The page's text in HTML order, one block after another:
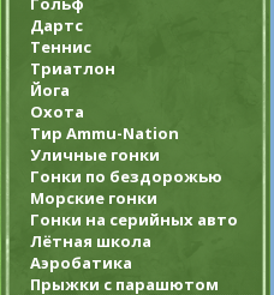
Дартс
Теннис
Триатлон
Йога
Охота
Тир Ammu-Nation
Уличные гонки
Гонки по бездорожью
Морские гонки
Гонки на серийных авто
Лётная школа
Аэробатика
Прыжки с парашютом